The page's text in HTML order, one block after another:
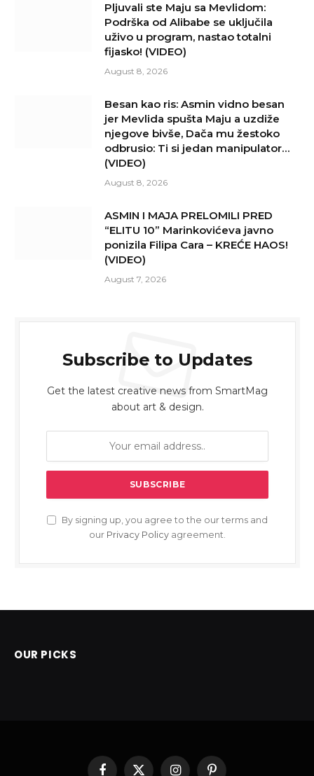
Pljuvali ste Maju sa Mevlidom:
Podrška od Alibabe se uključila
uživo u program, nastao totalni
fijasko! (VIDEO)
August 8, 2026
Besan kao ris: Asmin vidno besan
jer Mevlida spušta Maju a uzdiže
njegove bivše, Dača mu žestoko
odbrusio: Ti si jedan manipulator…
(VIDEO)
August 8, 2026
ASMIN I MAJA PRELOMILI PRED
“ELITU 10” Marinkovićeva javno
ponizila Filipa Cara – KREĆE HAOS!
(VIDEO)
August 7, 2026
Subscribe to Updates
Get the latest creative news from SmartMag
about art & design.
By signing up, you agree to the our terms and
our Privacy Policy agreement.
OUR PICKS